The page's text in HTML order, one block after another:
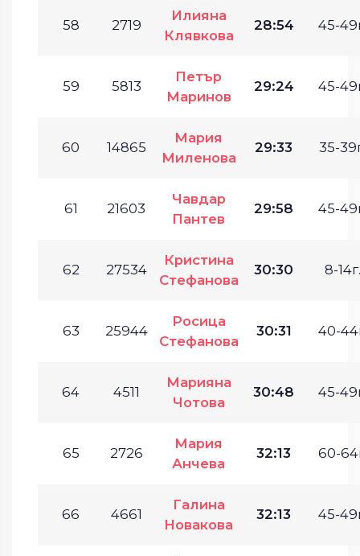
58 2719
Илияна
Клявкова
28:54 45-
59 5813
Петър
Маринов
29:24 45-
60 14865
Мария
Миленова
29:33 35-
61 21603
Чавдар
Пантев
29:58 45-
62 27534
Кристина
Стефанова
30:30 8-14г.
63 25944
Росица
Стефанова
30:31 40-
64 4511
Марияна
Чотова
30:48 45-
65 2726
Мария
Анчева
32:13 60-
66 4661
Галина
Новакова
32:13 45-